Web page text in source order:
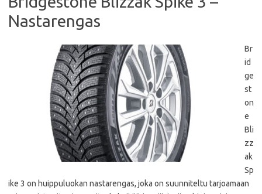
Nastarengas
Br
id
ge
st
on
e
Bli
zz
ak
Sp
ike 3 on huippuluokan nastarengas, joka on suunniteltu tarjoamaan